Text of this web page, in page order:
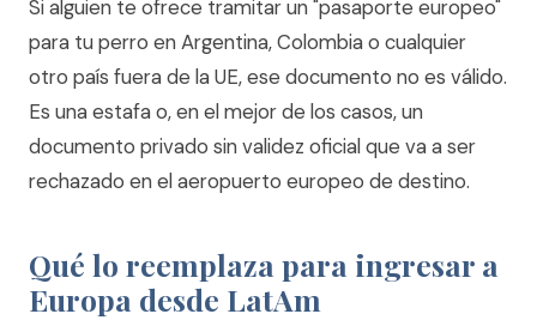
Si alguien te ofrece tramitar un "pasaporte europeo"
para tu perro en Argentina, Colombia o cualquier
otro país fuera de la UE, ese documento no es válido.
Es una estafa o, en el mejor de los casos, un
documento privado sin validez oficial que va a ser
rechazado en el aeropuerto europeo de destino.
Qué lo reemplaza para ingresar a
Europa desde LatAm